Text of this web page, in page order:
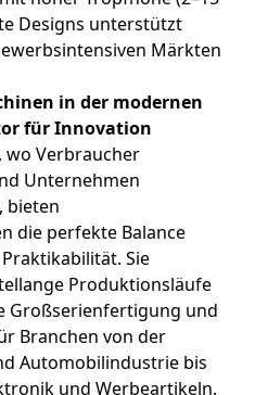
Designs unterstützt
Märkten
in der modernen
für Innovation
Verbraucher
Unternehmen
bieten
die perfekte Balance
Sie
Produktionsläufe
Großserienfertigung und
Branchen von der
Automobilindustrie bis
und Werbeartikeln.